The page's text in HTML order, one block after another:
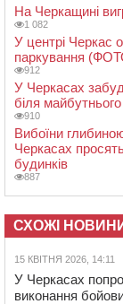
На Черкащині
1 082
У центрі Черкас
паркування
912
У Черкасах
біля
910
Вибоїни
Черкасах
будинків
887
СХОЖІ
15 КВІТНЯ 2026, 14:11
У Черкасах
виконання